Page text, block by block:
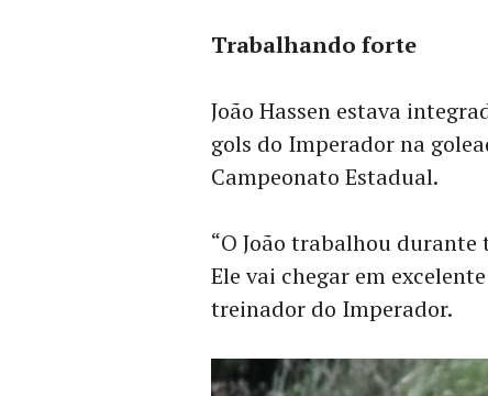
Trabalhando forte
João Hassen estava
gols do Imperador na
Campeonato Estadual.
“O João trabalhou durante
Ele vai chegar em
treinador do Imperador.